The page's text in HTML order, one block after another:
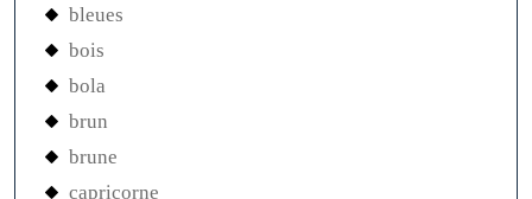
bleues
bois
bola
brun
brune
capricorne